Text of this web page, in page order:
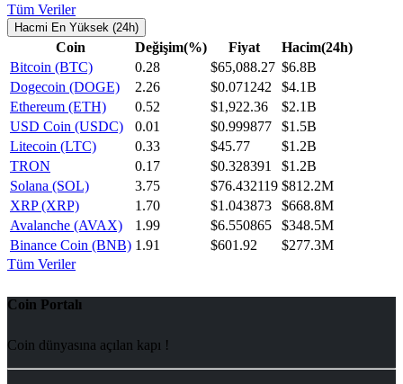
Tüm Veriler
Hacmi En Yüksek (24h)
Coin Değişim(%) Fiyat
Hacim(24h)
Bitcoin (BTC)
0.28 $65,088.27 $6.8B
Dogecoin (DOGE)
2.26 $0.071242
$4.1B
Ethereum (ETH)
0.52 $1,922.36
$2.1B
USD Coin (USDC)
0.01 $0.999877
$1.5B
Litecoin (LTC)
0.33 $45.77
$1.2B
TRON
0.17 $0.328391
$1.2B
Solana (SOL)
3.75 $76.432119 $812.2M
XRP (XRP)
1.70 $1.043873
$668.8M
Avalanche (AVAX)
1.99 $6.550865
$348.5M
Binance Coin (BNB) 1.91 $601.92
$277.3M
Tüm Veriler
Coin Portalı
Coin dünyasına açılan kapı !